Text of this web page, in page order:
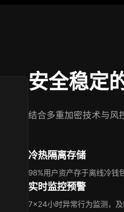
安全稳定
结合多重加密技术与风
冷热隔离存储
98%用户资产存于离线冷钱
实时监控预警
7×24小时异常行为监测，